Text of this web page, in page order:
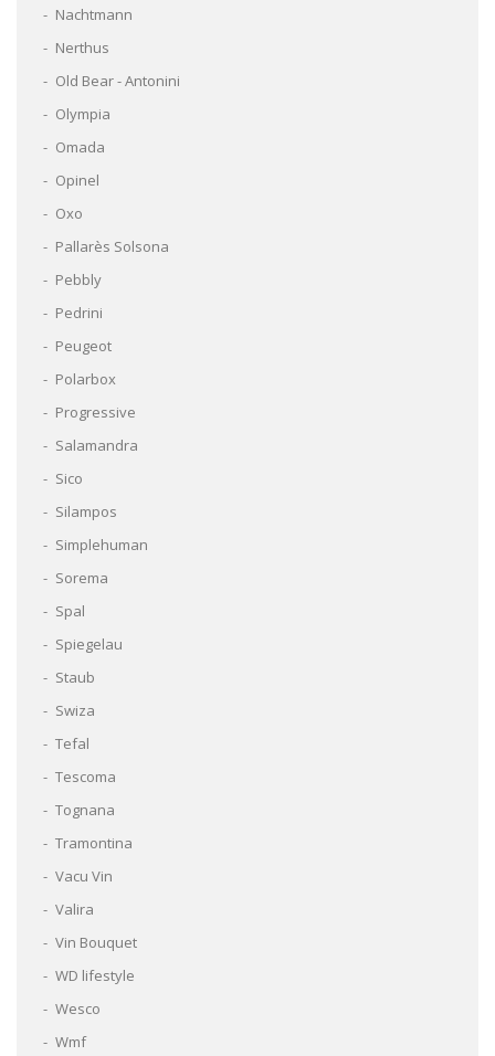
Nachtmann
Nerthus
Old Bear - Antonini
Olympia
Omada
Opinel
Oxo
Pallarès Solsona
Pebbly
Pedrini
Peugeot
Polarbox
Progressive
Salamandra
Sico
Silampos
Simplehuman
Sorema
Spal
Spiegelau
Staub
Swiza
Tefal
Tescoma
Tognana
Tramontina
Vacu Vin
Valira
Vin Bouquet
WD lifestyle
Wesco
Wmf